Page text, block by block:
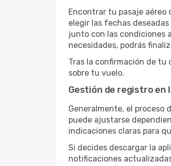
Encontrar tu pasaje aéreo
elegir las fechas
junto con las condiciones
necesidades, podrás
Tras la confirmación de
sobre tu vuelo.
Gestión de registro en
Generalmente, el proceso
puede ajustarse
indicaciones claras para
Si decides descargar la
notificaciones